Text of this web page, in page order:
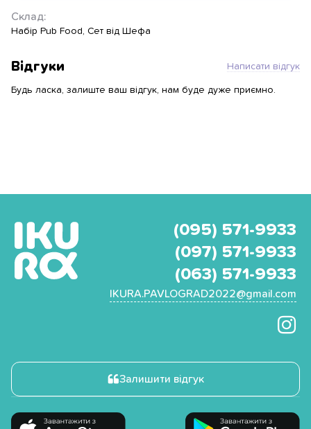
Склад:
Набір Pub Food, Сет від Шефа
Відгуки Написати відгук
Будь ласка, залиште ваш відгук, нам буде дуже приємно.
(095) 571-9933
(097) 571-9933
(063) 571-9933
IKURA.PAVLOGRAD2022@gmail.com
Залишити відгук